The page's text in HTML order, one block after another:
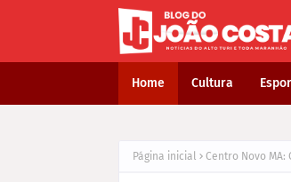
Home Cultura
Página inicial Centro Novo